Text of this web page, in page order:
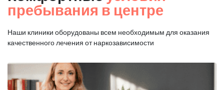
пребывания в центре
Наши клиники оборудованы всем необходимым для оказания
качественного лечения от наркозависимости